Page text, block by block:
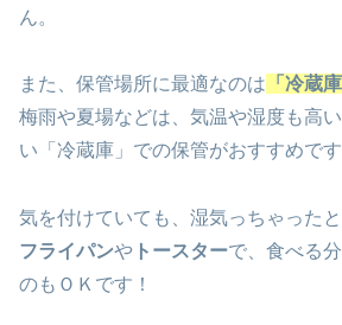
ん。
また、保管場所に最適なのは 「冷蔵庫
梅雨や夏場などは、気温や湿度も高
い「冷蔵庫」での保管がおすすめです
気を付けていても、湿気っちゃった
フライパンや トースターで、食べる
のもＯＫです！